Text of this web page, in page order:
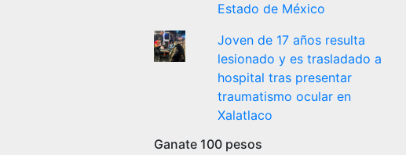
Estado de México
Joven de 17 años resulta
lesionado y es trasladado a
hospital tras presentar
traumatismo ocular en
Xalatlaco
Ganate 100 pesos